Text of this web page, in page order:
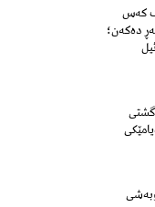
کەس
دەكەن؛